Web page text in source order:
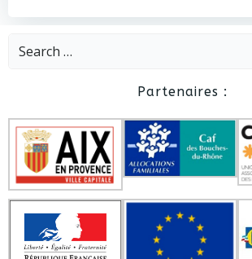
Search
Partenaires :